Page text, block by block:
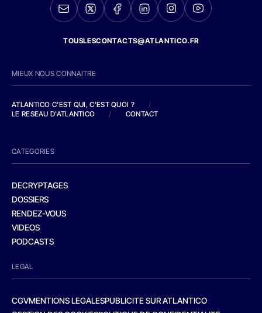
TOUSLESCONTACTS@ATLANTICO.FR
MIEUX NOUS CONNAITRE
ATLANTICO C'EST QUI, C'EST QUOI ?
/
LE RESEAU D'ATLANTICO
/ CONTACT
CATEGORIES
DECRYPTAGES
DOSSIERS
RENDEZ-VOUS
VIDEOS
PODCASTS
LEGAL
CGVMENTIONS LEGALESPUBLICITE SUR ATLANTICO